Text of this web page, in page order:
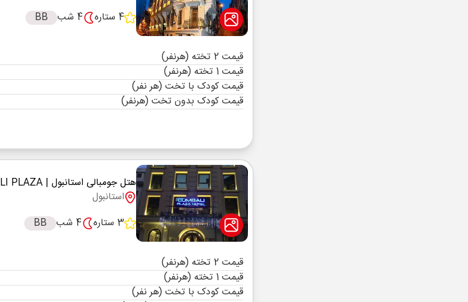
4 ستاره
4 شب BB
قیمت 2 تخته (هرنفر)
قیمت 1 تخته (هرنفر)
قیمت کودک با تخت (هر نفر)
قیمت کودک بدون تخت (هرنفر)
هتل جومبالی استانبول | CUMBALI PLAZA
استانبول
3 ستاره
4 شب BB
قیمت 2 تخته (هرنفر)
قیمت 1 تخته (هرنفر)
قیمت کودک با تخت (هر نفر)